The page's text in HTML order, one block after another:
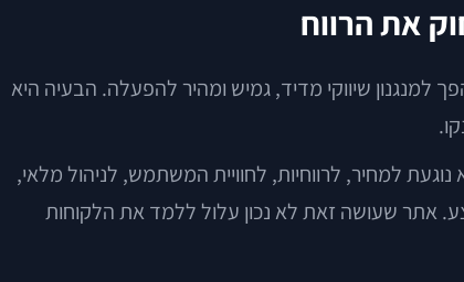
את הרווח
למנגנון שיווקי מדיד, גמיש ומהיר להפעלה. הבעיה היא
למחיר, לרווחיות, לחוויית המשתמש, לניהול מלאי,
אתר שעושה זאת לא נכון עלול ללמד את הלקוחות